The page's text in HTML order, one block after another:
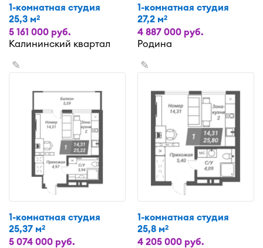
1-комнатная студия
25,3 м2
5 161 000 руб.
Калининский квартал
1-комнатная студия
27,2 м2
4 887 000 руб.
Родина
✎
1-комнатная студия
25,37 м2
5 074 000 руб.
✎
1-комнатная студия
25,8 м2
4 205 000 руб.